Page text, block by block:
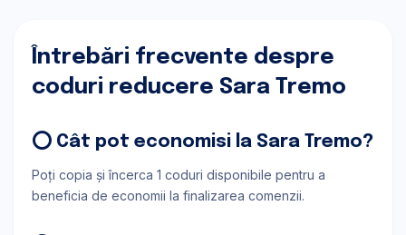
Întrebări frecvente despre
coduri reducere Sara Tremo
⭕ Cât pot economisi la Sara Tremo?
Poți copia și încerca 1 coduri disponibile pentru a
beneficia de economii la finalizarea comenzii.